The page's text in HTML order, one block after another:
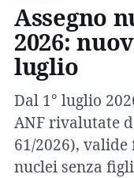
Assegno
2026:
luglio
Dal 1° luglio
ANF rivalutate
61/2026),
nuclei senza